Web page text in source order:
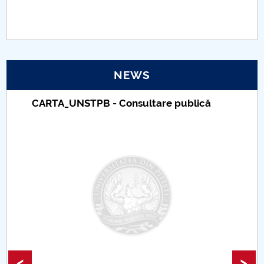
Personal data protection
IOSUD/CSUD – PhD studies
Comisie de etica unversitară
Accesibilitate pentru studenții cu dizabilități
NEWS
CARTA_UNSTPB - Consultare publică